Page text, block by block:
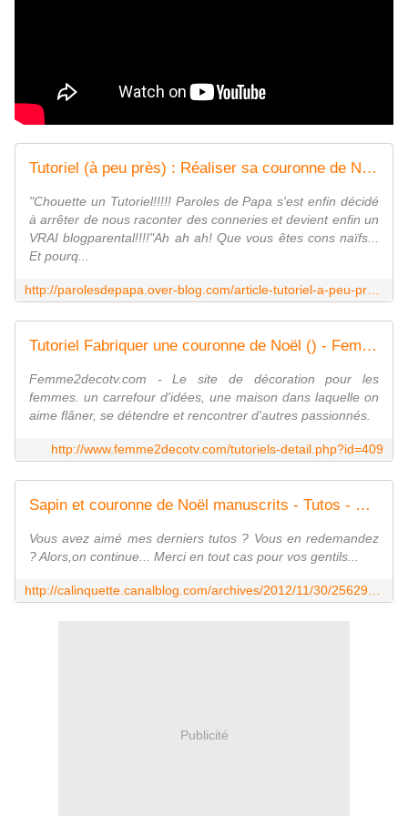
Tutoriel (à peu près) : Réaliser sa couronne de Noël
"Chouette un Tutoriel!!!!! Paroles de Papa s'est enfin décidé
à arrêter de nous raconter des conneries et devient enfin un
VRAI blogparental!!!!"Ah ah ah! Que vous êtes cons naïfs...
Et pourq...
Tutoriel Fabriquer une couronne de Noël () - Femme2decoTV
Femme2decotv.com - Le site de décoration pour les
femmes. un carrefour d'idées, une maison dans laquelle on
aime flâner, se détendre et rencontrer d'autres passionnés.
http://www.femme2decotv.com/tutoriels-detail.php?id=409
Sapin et couronne de Noël manuscrits - Tutos - Compte à rebours - Calinquette
Vous avez aimé mes derniers tutos ? Vous en redemandez
? Alors,on continue... Merci en tout cas pour vos gentils...
Publicité